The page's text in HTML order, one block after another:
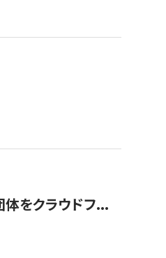
をクラウドフ...